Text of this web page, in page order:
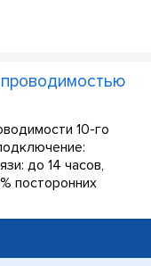
10-го
до 14 часов,
посторонних